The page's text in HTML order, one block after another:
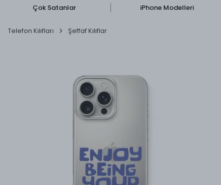
Çok Satanlar iPhone Modelleri
Telefon Kılıfları Şeffaf Kılıflar